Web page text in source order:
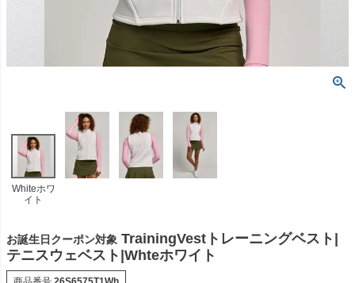
Whiteホワ
イト
お誕生日クーポン対象 TrainingVestトレーニングベスト|
テニスウェベスト|Whteホワイト